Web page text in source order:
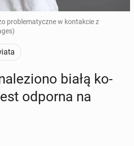
problematyczne w kontakcie z
białą ko­
odporna na